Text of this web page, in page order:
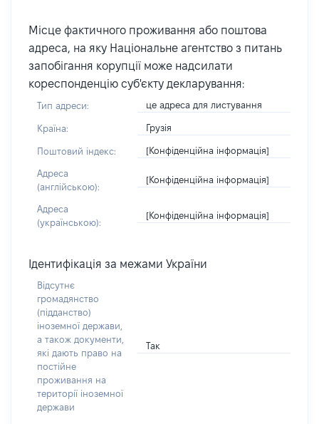
Місце фактичного проживання або поштова
адреса, на яку Національне агентство з питань
запобігання корупції може надсилати
кореспонденцію суб'єкту декларування:
Тип адреси: це адреса для листування
Країна: Грузія
Поштовий індекс: [Конфіденційна інформація]
Адреса
(англійською):
[Конфіденційна інформація]
Адреса
(українською):
[Конфіденційна інформація]
Ідентифікація за межами України
Відсутнє
громадянство
(підданство)
іноземної держави,
а також документи,
які дають право на
постійне
проживання на
території іноземної
держави
Так